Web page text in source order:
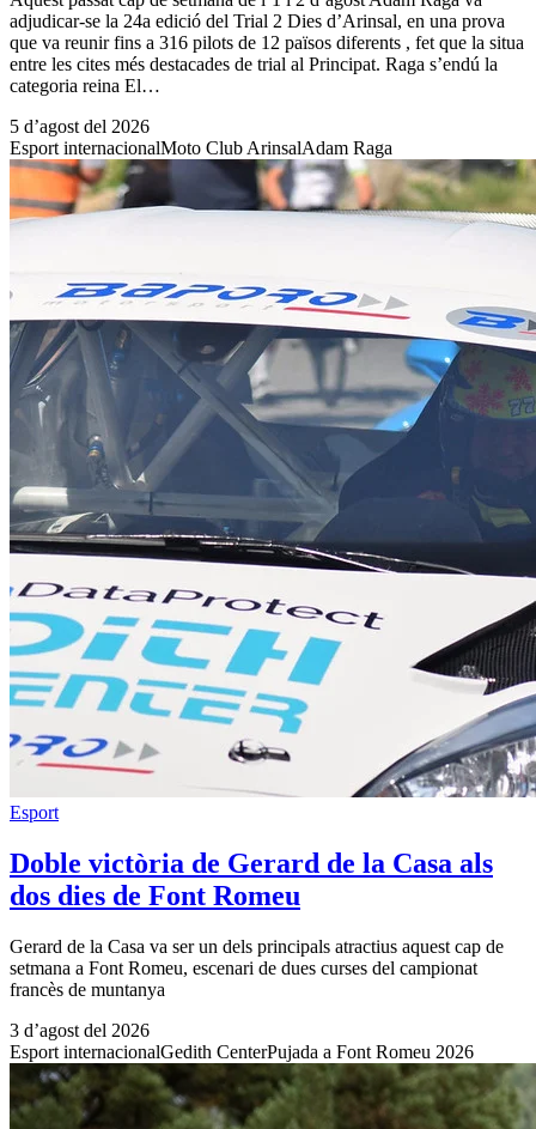
adjudicar-se la 24a edició del Trial 2 Dies d’Arinsal, en una prova
que va reunir fins a 316 pilots de 12 països diferents , fet que la situa
entre les cites més destacades de trial al Principat. Raga s’endú la
categoria reina El…
5 d’agost del 2026
Esport internacionalMoto Club ArinsalAdam Raga
Esport
Doble victòria de Gerard de la Casa als
dos dies de Font Romeu
Gerard de la Casa va ser un dels principals atractius aquest cap de
setmana a Font Romeu, escenari de dues curses del campionat
francès de muntanya
3 d’agost del 2026
Esport internacionalGedith CenterPujada a Font Romeu 2026